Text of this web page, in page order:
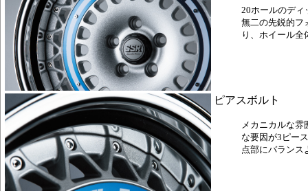
20ホールのディ
無二の先鋭的フ
り、ホイール全
ピアスボルト
メカニカルな雰
な要因が3ピー
点部にバランス